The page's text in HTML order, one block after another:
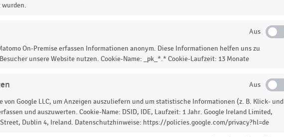
der Passantenfrequezn von bis zu 25 Prozent
Statistik? Jetzt einloggen oder
wurden.
On-Premise erfassen Informationen anonym. Diese Informationen helfen uns zu
unsere Website nutzen. Cookie-Name: _pk_*.* Cookie-Laufzeit: 13 Monate
von Google LLC, um Anzeigen auszuliefern und um statistische Informationen (z. B. Klick- und
und auszuwerten. Cookie-Name: DSID, IDE, Laufzeit: 1 Jahr. Google Ireland Limited,
Street, Dublin 4, Ireland. Datenschutzhinweise: https://policies.google.com/privacy?hl=de